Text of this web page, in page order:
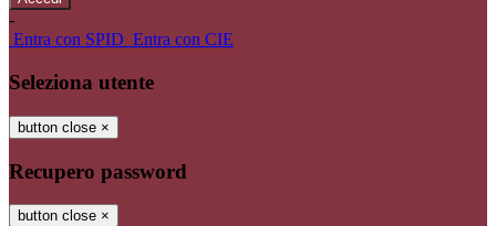
-
Entra con SPID Entra con CIE
Seleziona utente
button close ×
Recupero password
button close ×